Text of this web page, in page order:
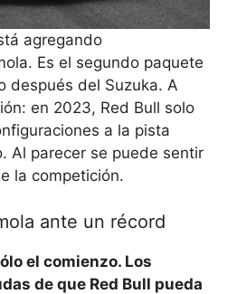
agregando
Es el segundo paquete
después del Suzuka. A
en 2023, Red Bull solo
a la pista
Al parecer se puede sentir
la competición.
ante un récord
el comienzo. Los
de que Red Bull pueda